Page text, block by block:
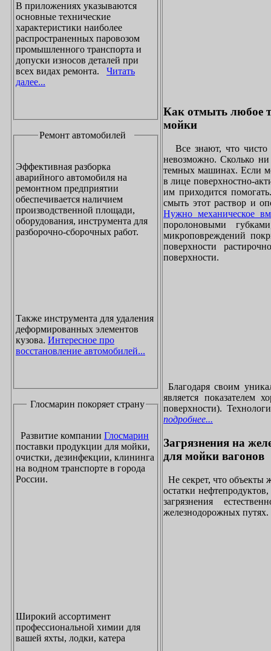
В приложениях указываются
основные технические
характеристики наиболее
распространенных паровозом
промышленного транспорта и
допуски износов деталей при
всех видах ремонта. Читать
далее...
Ремонт автомобилей
Эффективная разборка
аварийного автомобиля на
ремонтном предприятии
обеспечивается наличием
производственной площади,
оборудования, инструмента для
разборочно-сборочных работ.
Также инструмента для удаления
деформированных элементов
кузова. Интересное про
восстановление автомобилей...
Глосмарин покоряет страну
Развитие компании Глосмарин
поставки продукции для мойки,
очистки, дезинфекции, клининга
на водном транспорте в города
России.
Широкий ассортимент
профессиональной химии для
вашей яхты, лодки, катера
Как отмыть любое
мойки
Все знают, что чисто
невозможно. Сколько
темных машинах. Если
в лице поверхностно-
им приходится
смыть этот раствор и
Нужно механическое
поролоновыми
микроповреждений
поверхности
поверхности.
Благодаря своим
является показателем
поверхности).
подробнее...
Загрязнения на
для мойки вагонов
Не секрет, что объекты
остатки нефтепродуктов,
загрязнения
железнодорожных путях.